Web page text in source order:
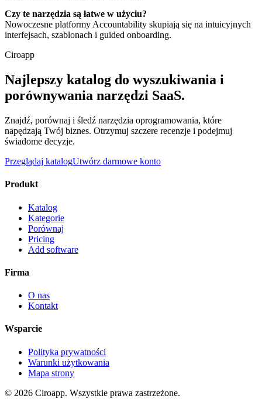
Czy te narzędzia są łatwe w użyciu?
Nowoczesne platformy Accountability skupiają się na intuicyjnych
interfejsach, szablonach i guided onboarding.
Ciroapp
Najlepszy katalog do wyszukiwania i
porównywania narzędzi SaaS.
Znajdź, porównaj i śledź narzędzia oprogramowania, które
napędzają Twój biznes. Otrzymuj szczere recenzje i podejmuj
świadome decyzje.
Przeglądaj katalogUtwórz darmowe konto
Produkt
Katalog
Kategorie
Porównaj
Pricing
Add software
Firma
O nas
Kontakt
Wsparcie
Polityka prywatności
Warunki użytkowania
Mapa strony
© 2026 Ciroapp. Wszystkie prawa zastrzeżone.